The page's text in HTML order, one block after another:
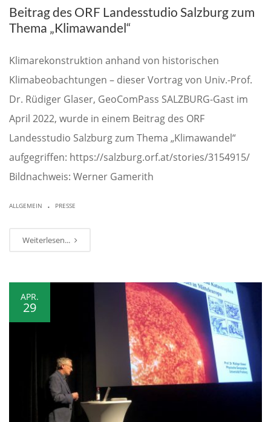
Beitrag des ORF Landesstudio Salzburg zum
Thema „Klimawandel“
Klimarekonstruktion anhand von historischen
Klimabeobachtungen – dieser Vortrag von Univ.-Prof.
Dr. Rüdiger Glaser, GeoComPass SALZBURG-Gast im
April 2022, wurde in einem Beitrag des ORF
Landesstudio Salzburg zum Thema „Klimawandel“
aufgegriffen: https://salzburg.orf.at/stories/3154915/
Bildnachweis: Werner Gamerith
ALLGEMEIN . PRESSE
Weiterlesen...
APR.
29